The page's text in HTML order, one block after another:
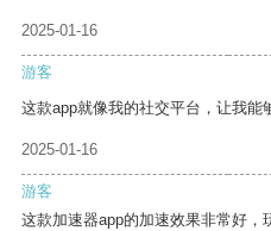
2025-01-16
游客
这款app就像我的社交平台，让我能
2025-01-16
游客
这款加速器app的加速效果非常好